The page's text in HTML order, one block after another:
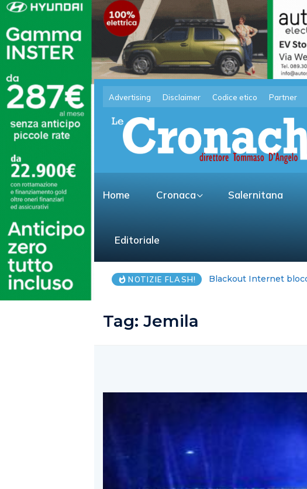
Advertising Disclaimer Codice etico Partner
Home Cronaca Salernitana
Editoriale
NOTIZIE FLASH! Cimitero Salerno, via
Tag:Jemila